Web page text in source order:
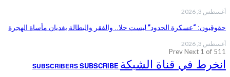
أغسطس 3, 2026
حقوقيون: “عسكرة الحدود” ليست حلا.. والفقر والبطالة يغديان مأساة الهجرة
أغسطس 3, 2026
PrevNext 1 of 511
انخرط في قناة الشبكة SUBSCRIBERSSUBSCRIBE